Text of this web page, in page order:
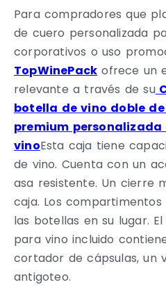
Para compradores que
de cuero personalizada
corporativos o uso
TopWinePack ofrece un
relevante a través de su
botella de vino doble
premium
vinoEsta caja tiene
de vino. Cuenta con un
asa resistente. Un cierre
caja. Los
las botellas en su lugar.
para vino incluido
cortador de cápsulas, un
antigoteo.